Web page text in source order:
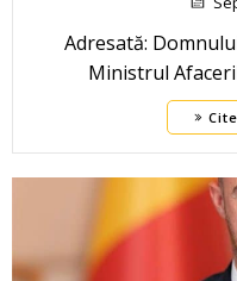
Adresată:
Ministrul